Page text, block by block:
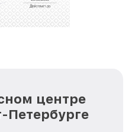
отличную
наш сервис еще
центре
Петербурге